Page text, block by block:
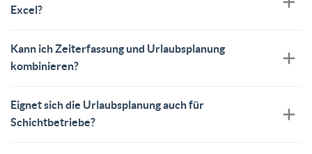
Excel?
Kann ich Zeiterfassung und Urlaubsplanung
kombinieren?
Eignet sich die Urlaubsplanung auch für
Schichtbetriebe?